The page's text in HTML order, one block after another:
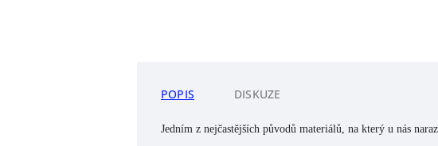
POPIS DISKUZE
Jedním z nejčastějších původů materiálů, na který u nás